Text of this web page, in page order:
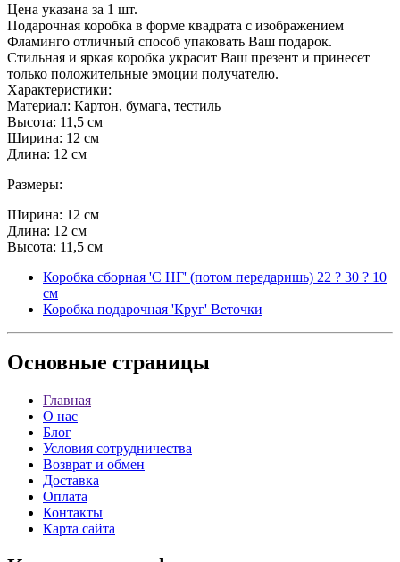
Цена указана за 1 шт.
Подарочная коробка в форме квадрата с изображением
Фламинго отличный способ упаковать Ваш подарок.
Стильная и яркая коробка украсит Ваш презент и принесет
только положительные эмоции получателю.
Характеристики:
Материал: Картон, бумага, тестиль
Высота: 11,5 см
Ширина: 12 см
Длина: 12 см
Размеры:
Ширина: 12 см
Длина: 12 см
Высота: 11,5 см
Коробка сборная 'С НГ' (потом передаришь) 22 ? 30 ? 10
см
Коробка подарочная 'Круг' Веточки
Основные страницы
Главная
О нас
Блог
Условия сотрудничества
Возврат и обмен
Доставка
Оплата
Контакты
Карта сайта